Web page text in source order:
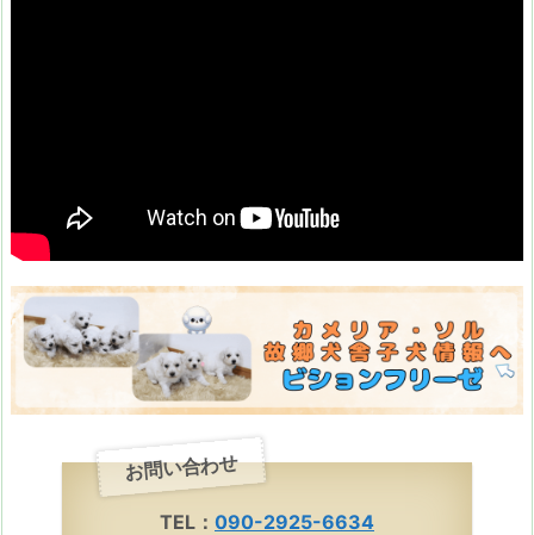
お問い合わせ
TEL： 090-2925-6634